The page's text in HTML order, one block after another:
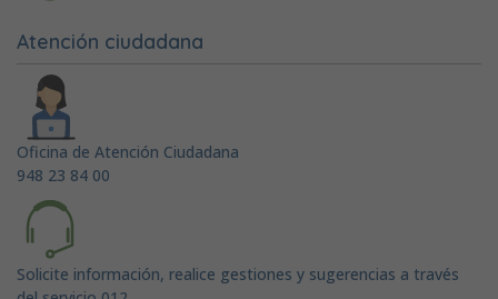
Atención ciudadana
Oficina de Atención Ciudadana
948 23 84 00
Solicite información, realice gestiones y sugerencias a través